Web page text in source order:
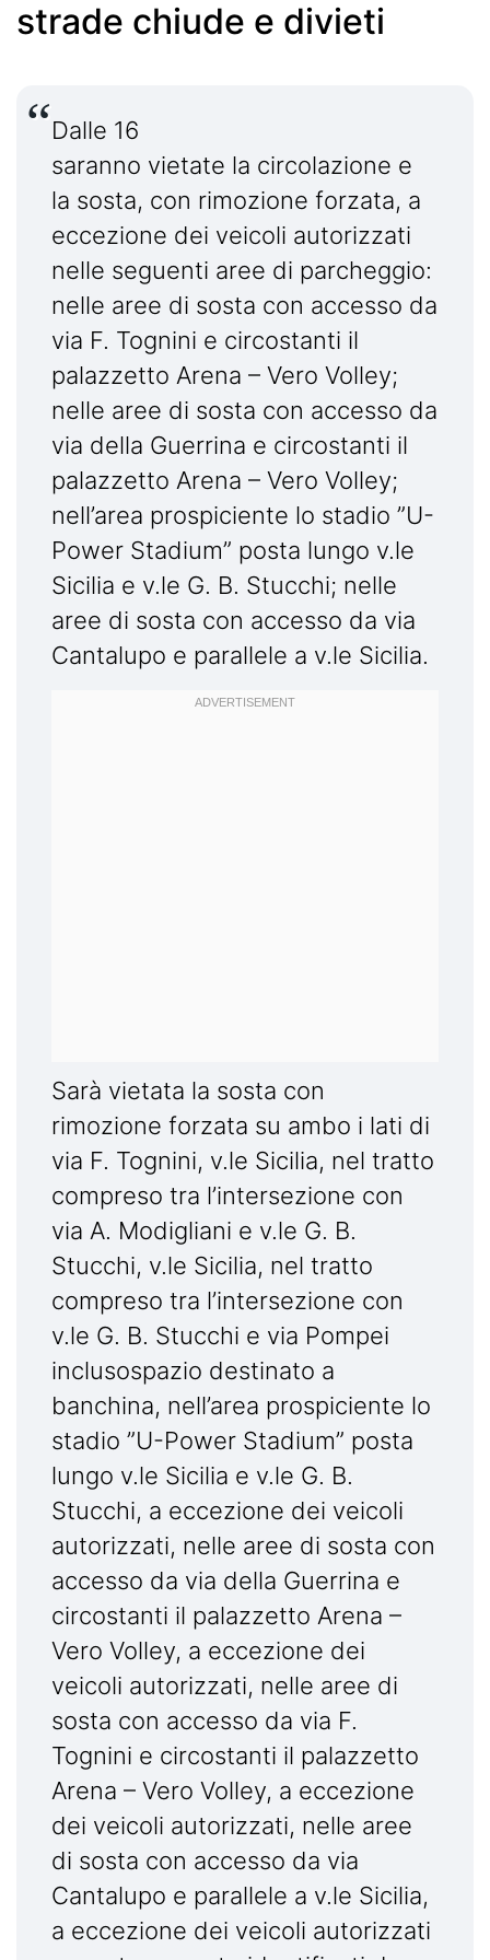
strade chiude e divieti
Dalle 16
saranno vietate la circolazione e
la sosta, con rimozione forzata, a
eccezione dei veicoli autorizzati
nelle seguenti aree di parcheggio:
nelle aree di sosta con accesso da
via F. Tognini e circostanti il
palazzetto Arena – Vero Volley;
nelle aree di sosta con accesso da
via della Guerrina e circostanti il
palazzetto Arena – Vero Volley;
nell’area prospiciente lo stadio ”U-
Power Stadium” posta lungo v.le
Sicilia e v.le G. B. Stucchi; nelle
aree di sosta con accesso da via
Cantalupo e parallele a v.le Sicilia.
Sarà vietata la sosta con
rimozione forzata su ambo i lati di
via F. Tognini, v.le Sicilia, nel tratto
compreso tra l’intersezione con
via A. Modigliani e v.le G. B.
Stucchi, v.le Sicilia, nel tratto
compreso tra l’intersezione con
v.le G. B. Stucchi e via Pompei
inclusospazio destinato a
banchina, nell’area prospiciente lo
stadio ”U-Power Stadium” posta
lungo v.le Sicilia e v.le G. B.
Stucchi, a eccezione dei veicoli
autorizzati, nelle aree di sosta con
accesso da via della Guerrina e
circostanti il palazzetto Arena –
Vero Volley, a eccezione dei
veicoli autorizzati, nelle aree di
sosta con accesso da via F.
Tognini e circostanti il palazzetto
Arena – Vero Volley, a eccezione
dei veicoli autorizzati, nelle aree
di sosta con accesso da via
Cantalupo e parallele a v.le Sicilia,
a eccezione dei veicoli autorizzati